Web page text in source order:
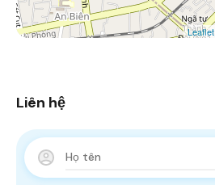
Leaflet
Liên hệ